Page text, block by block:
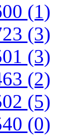
(1)
(3)
(3)
(2)
(5)
(0)